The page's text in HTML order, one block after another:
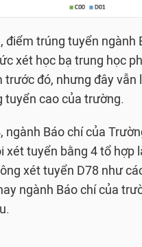
điểm trúng tuyển ngành
xét học bạ trung học
trước đó, nhưng đây vẫn
tuyển cao của trường.
ngành Báo chí của
xét tuyển bằng 4 tổ hợp
xét tuyển D78 như
ngành Báo chí của